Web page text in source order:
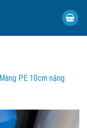
Màng PE 10cm nặng